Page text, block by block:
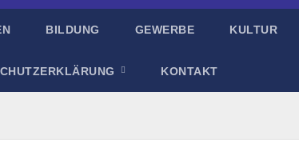
BILDUNG GEWERBE KULTUR
KONTAKT